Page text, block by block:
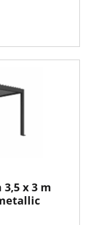
x 3 m